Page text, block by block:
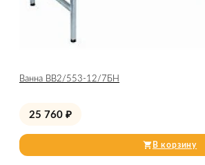
Ванна ВВ2/553-12/7БН
25 760 ₽
В корзину